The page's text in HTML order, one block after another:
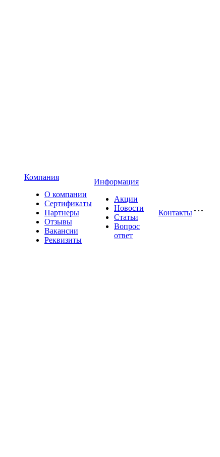
Компания
О компании
Сертификаты
Партнеры
Отзывы
Вакансии
Реквизиты
Информация
Акции
Новости
Статьи
Вопрос
ответ
Контакты